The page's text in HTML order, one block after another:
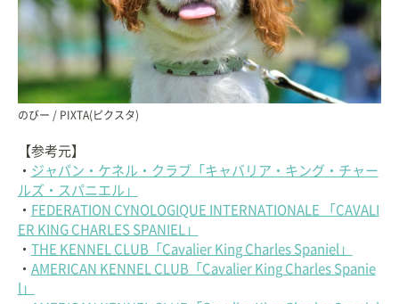
のびー / PIXTA(ピクスタ)
【参考元】
・ ジャパン・ケネル・クラブ「キャバリア・キング・チャー
ルズ・スパニエル」
・ FEDERATION CYNOLOGIQUE INTERNATIONALE 「CAVALI
ER KING CHARLES SPANIEL」
・ THE KENNEL CLUB「Cavalier King Charles Spaniel」
・ AMERICAN KENNEL CLUB「Cavalier King Charles Spanie
l」